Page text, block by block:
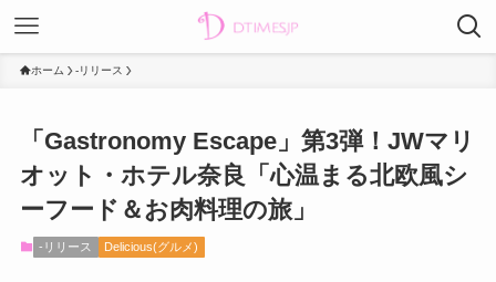
ホーム -リリース
「Gastronomy Escape」第3弾！JWマリ
オット・ホテル奈良「心温まる北欧風シ
ーフード＆お肉料理の旅」
-リリース Delicious(グルメ)